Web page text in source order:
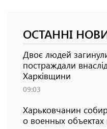
ОСТАННІ
Двоє людей
постраждали
Харківщини
09:03
Харьковчанин
о военных